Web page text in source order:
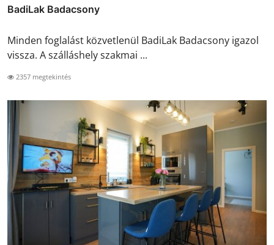
BadiLak Badacsony
Minden foglalást közvetlenül BadiLak Badacsony igazol
vissza. A szálláshely szakmai ...
2357 megtekintés